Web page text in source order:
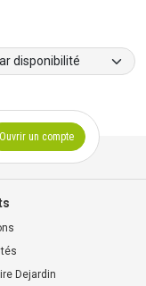
Ouvrir un compte
Dejardin